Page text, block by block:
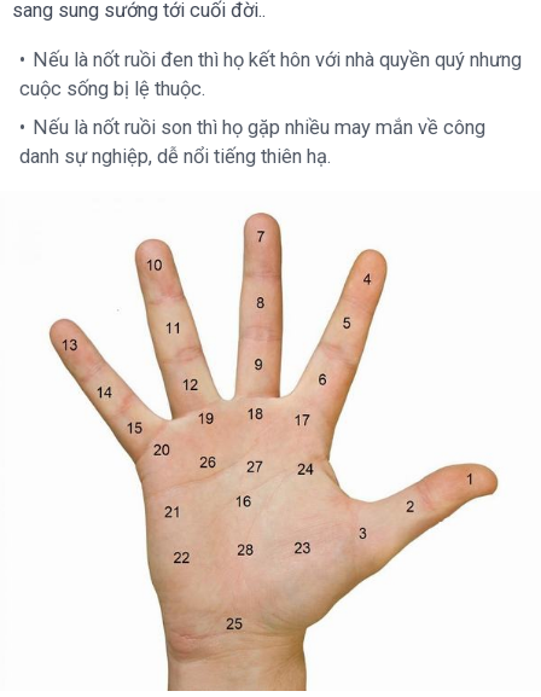
sang sung sướng tới cuối đời..
Nếu là nốt ruồi đen thì họ kết hôn với nhà quyền quý nhưng
cuộc sống bị lệ thuộc.
Nếu là nốt ruồi son thì họ gặp nhiều may mắn về công
danh sự nghiệp, dễ nổi tiếng thiên hạ.